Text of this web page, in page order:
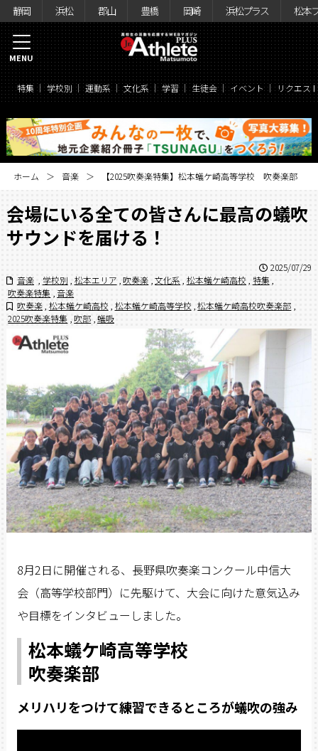
静岡 浜松 郡山 豊橋 岡崎 浜松プラス 松本
特集 学校別 運動系 文化系 学習 生徒会 イベント リクエス
MENU
ホーム 音楽 【2025吹奏楽特集】松本蟻ケ崎高等学校 吹奏楽部
会場にいる全ての皆さんに最高の蟻吹
サウンドを届ける！
2025/07/29
音楽
学校別 松本エリア 吹奏楽 文化系 松本蟻ケ崎高校 特集
吹奏楽特集
音楽
吹奏楽 松本蟻ケ崎高校 松本蟻ケ崎高等学校 松本蟻ケ崎高校吹奏楽部
2025吹奏楽特集 吹部 蟻吸
8月2日に開催される、長野県吹奏楽コンクール中信大
会（高等学校部門）に先駆けて、大会に向けた意気込み
や目標をインタビューしました。
松本蟻ケ崎高等学校
吹奏楽部
メリハリをつけて練習できるところが蟻吹の強み